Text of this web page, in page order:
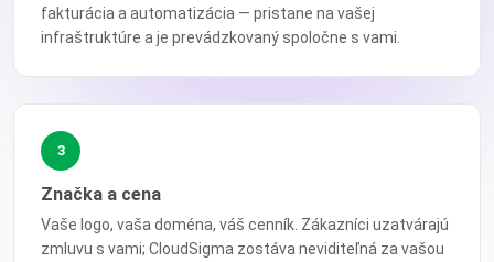
fakturácia a automatizácia — pristane na vašej
infraštruktúre a je prevádzkovaný spoločne s vami.
3
Značka a cena
Vaše logo, vaša doména, váš cenník. Zákazníci uzatvárajú
zmluvu s vami; CloudSigma zostáva neviditeľná za vašou